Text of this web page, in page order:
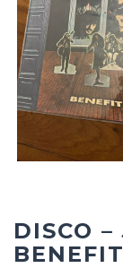
DISCO
BENEFIT